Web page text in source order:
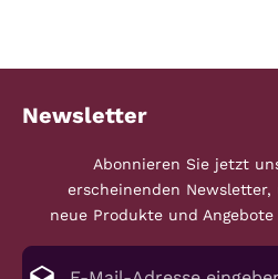
Newsletter
Abonnieren Sie jetzt
erscheinenden
neue Produkte und
E-Mail-Adresse*